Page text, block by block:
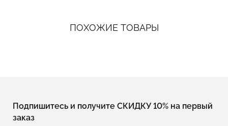
ПОХОЖИЕ ТОВАРЫ
Подпишитесь и получите СКИДКУ 10% на первый
заказ